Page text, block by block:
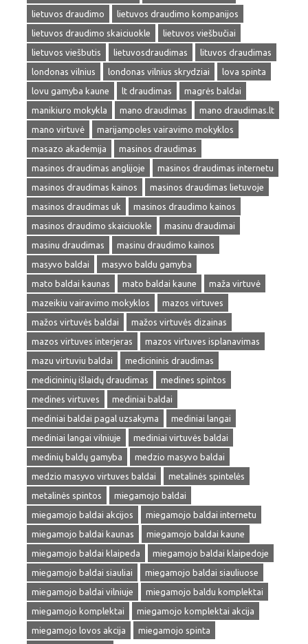
lietuvos draudimo
lietuvos draudimo kompanijos
lietuvos draudimo skaiciuokle
lietuvos viešbučiai
lietuvos viešbutis
lietuvosdraudimas
lituvos draudimas
londonas vilnius
londonas vilnius skrydziai
lova spinta
lovu gamyba kaune
lt draudimas
magrės baldai
manikiuro mokykla
mano draudimas
mano draudimas.lt
mano virtuvė
marijampoles vairavimo mokyklos
masazo akademija
masinos draudimas
masinos draudimas anglijoje
masinos draudimas internetu
masinos draudimas kainos
masinos draudimas lietuvoje
masinos draudimas uk
masinos draudimo kainos
masinos draudimo skaiciuokle
masinu draudimai
masinu draudimas
masinu draudimo kainos
masyvo baldai
masyvo baldu gamyba
mato baldai kaunas
mato baldai kaune
maža virtuvė
mazeikiu vairavimo mokyklos
mazos virtuves
mažos virtuvės baldai
mažos virtuvės dizainas
mazos virtuves interjeras
mazos virtuves isplanavimas
mazu virtuviu baldai
medicininis draudimas
medicininių išlaidų draudimas
medines spintos
medines virtuves
mediniai baldai
mediniai baldai pagal uzsakyma
mediniai langai
mediniai langai vilniuje
mediniai virtuvės baldai
medinių baldų gamyba
medzio masyvo baldai
medzio masyvo virtuves baldai
metalinės spintelės
metalinės spintos
miegamojo baldai
miegamojo baldai akcijos
miegamojo baldai internetu
miegamojo baldai kaunas
miegamojo baldai kaune
miegamojo baldai klaipeda
miegamojo baldai klaipedoje
miegamojo baldai siauliai
miegamojo baldai siauliuose
miegamojo baldai vilniuje
miegamojo baldu komplektai
miegamojo komplektai
miegamojo komplektai akcija
miegamojo lovos akcija
miegamojo spinta